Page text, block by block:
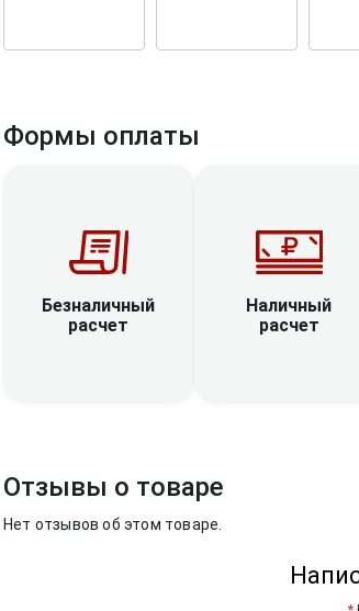
Формы оплаты
Безналичный
расчет
Наличный
расчет
Отзывы о товаре
Нет отзывов об этом товаре.